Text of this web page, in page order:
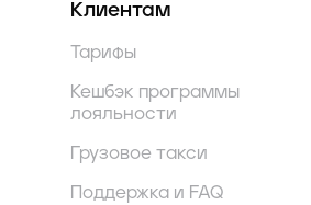
Клиентам
Тарифы
Кешбэк программы
лояльности
Грузовое такси
Поддержка и FAQ